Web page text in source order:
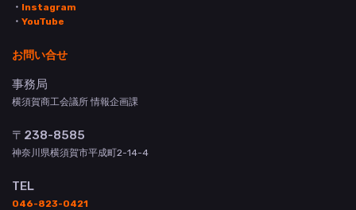
・ Instagram
・ YouTube
お問い合せ
事務局
横須賀商工会議所 情報企画課
〒238-8585
神奈川県横須賀市平成町2-14-4
TEL
046-823-0421